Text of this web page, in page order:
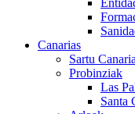
Canarias
Sartu
Probinziak
Las
Santa